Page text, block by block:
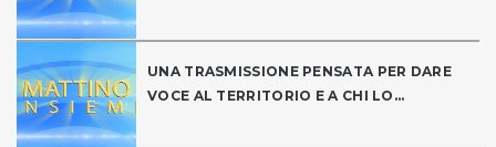
UNA TRASMISSIONE PENSATA PER DARE
VOCE AL TERRITORIO E A CHI LO...